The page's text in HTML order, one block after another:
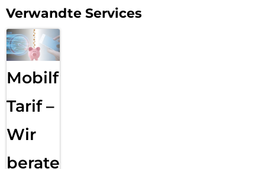
Verwandte Services
Mobilfunk
Tarif –
Wir
beraten